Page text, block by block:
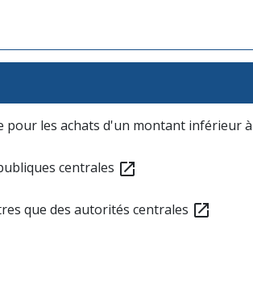
les achats d'un montant inférieur à
centrales open_in_new
que des autorités centrales open_in_new